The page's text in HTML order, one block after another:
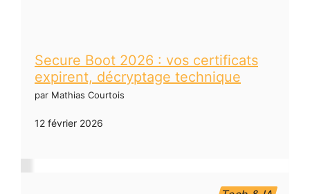
Secure Boot 2026 : vos certificats
expirent, décryptage technique
par Mathias Courtois
12 février 2026